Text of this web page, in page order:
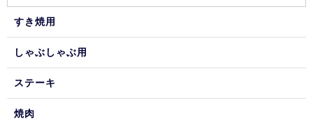
すき焼用
しゃぶしゃぶ用
ステーキ
焼肉